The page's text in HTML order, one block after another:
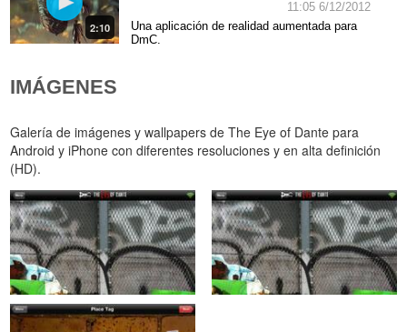
2:10
11:05 6/12/2012
Una aplicación de realidad aumentada para
DmC.
IMÁGENES
Galería de imágenes y wallpapers de The Eye of Dante para
Android y iPhone con diferentes resoluciones y en alta definición
(HD).